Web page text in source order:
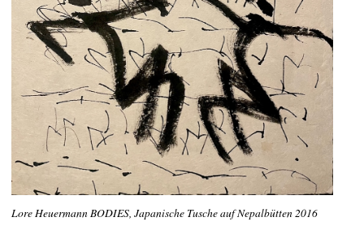
Lore Heuermann BODIES, Japanische Tusche auf Nepalbütten 2016